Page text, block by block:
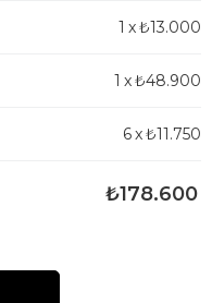
1 x₺13.000
1 x₺48.900
6x₺11.750
₺178.600